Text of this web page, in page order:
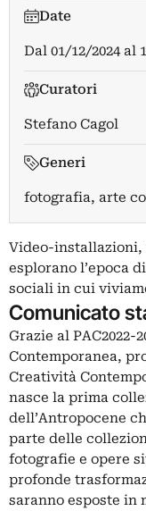
Date
Dal 01/12/2024al
Curatori
Stefano Cagol
Generi
fotografia, arte
Video-
esplorano l’epoca
sociali in cui
Comunicato
Grazie al PAC2022-
Contemporanea,
Creatività
nasce la prima
dell’Antropocene
parte delle
fotografie e opere
profonde
saranno esposte in